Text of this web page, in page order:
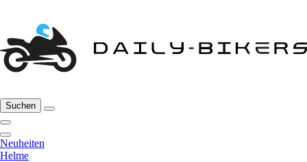
Suchen
Neuheiten
Helme